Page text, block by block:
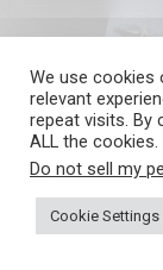
We use cookies
relevant
repeat visits. By
ALL the cookies.
Do not sell my
Cookie Settings